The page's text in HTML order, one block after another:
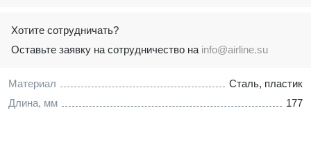
Материал
Сталь, пластик
Длина, мм
177
Хотите сотрудничать?
Оставьте заявку на сотрудничество на info@airline.su